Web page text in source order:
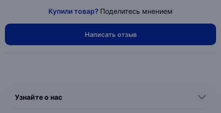
Купили товар? Поделитесь мнением
Написать отзыв
Узнайте о нас